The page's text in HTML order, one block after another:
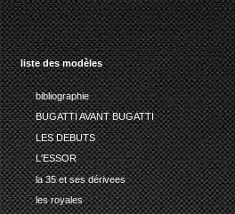
liste des modèles
bibliographie
BUGATTI AVANT BUGATTI
LES DEBUTS
L'ESSOR
la 35 et ses dérivees
les royales